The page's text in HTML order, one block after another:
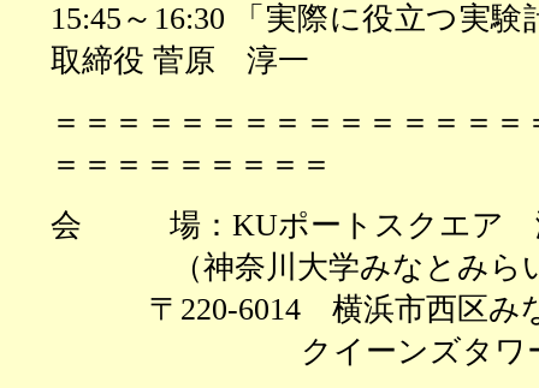
15:45 ～ 16:30 「実際に役立つ実験
取締役 菅原 淳一
＝＝＝＝＝＝＝＝＝＝＝＝＝＝
＝＝＝＝＝＝＝＝＝
会 場：KUポートスクエア
（神奈川大学みなとみらい
〒220-6014 横浜市西区み
クイーンズタワ